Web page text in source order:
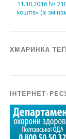
11.10.2016 №
коштів» (зі
ХМАРИНКА
ІНТЕРНЕТ-